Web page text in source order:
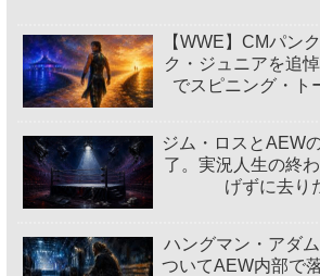
【WWE】CMパン
ク・ジュニアを追
でスピニング・ト
ジム・ロスとAEW
了。実況人生の終
げずに去り
ハングマン・アダ
ついてAEW内部で